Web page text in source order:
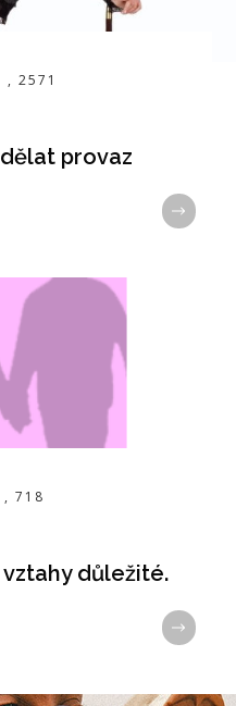
,2571
provaz
,718
důležité.